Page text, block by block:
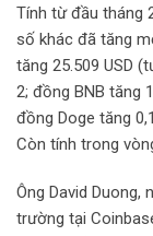
Tính từ đầu tháng
số khác đã tăng
tăng 25.509 USD
2; đồng BNB tăng
đồng Doge tăng
Còn tính trong
Ông David
trường tại